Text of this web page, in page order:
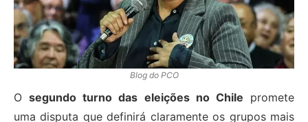
Blog do PCO
Osegundo turno das eleições no Chile promete
uma disputa que definirá claramente os grupos mais